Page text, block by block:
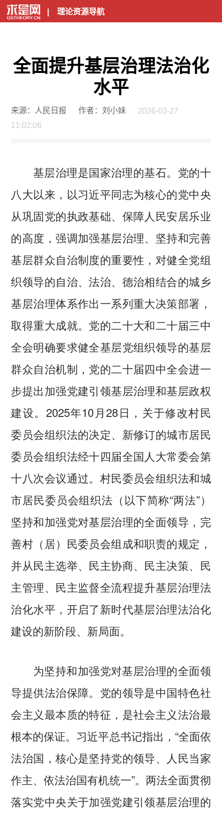
| 理论资源导航
全面提升基层治理法治化
水平
来源：人民日报 作者：刘小妹
2026-03-27
11:02:06
基层治理是国家治理的基石。党的十
八大以来，以习近平同志为核心的党中央
从巩固党的执政基础、保障人民安居乐业
的高度，强调加强基层治理、坚持和完善
基层群众自治制度的重要性，对健全党组
织领导的自治、法治、德治相结合的城乡
基层治理体系作出一系列重大决策部署，
取得重大成就。党的二十大和二十届三中
全会明确要求健全基层党组织领导的基层
群众自治机制，党的二十届四中全会进一
步提出加强党建引领基层治理和基层政权
建设。2025年10月28日，关于修改村民
委员会组织法的决定、新修订的城市居民
委员会组织法经十四届全国人大常委会第
十八次会议通过。村民委员会组织法和城
市居民委员会组织法（以下简称“两法”）
坚持和加强党对基层治理的全面领导，完
善村（居）民委员会组成和职责的规定，
并从民主选举、民主协商、民主决策、民
主管理、民主监督全流程提升基层治理法
治化水平，开启了新时代基层治理法治化
建设的新阶段、新局面。
为坚持和加强党对基层治理的全面领
导提供法治保障。党的领导是中国特色社
会主义最本质的特征，是社会主义法治最
根本的保证。习近平总书记指出，“全面依
法治国，核心是坚持党的领导、人民当家
作主、依法治国有机统一”。两法全面贯彻
落实党中央关于加强党建引领基层治理的